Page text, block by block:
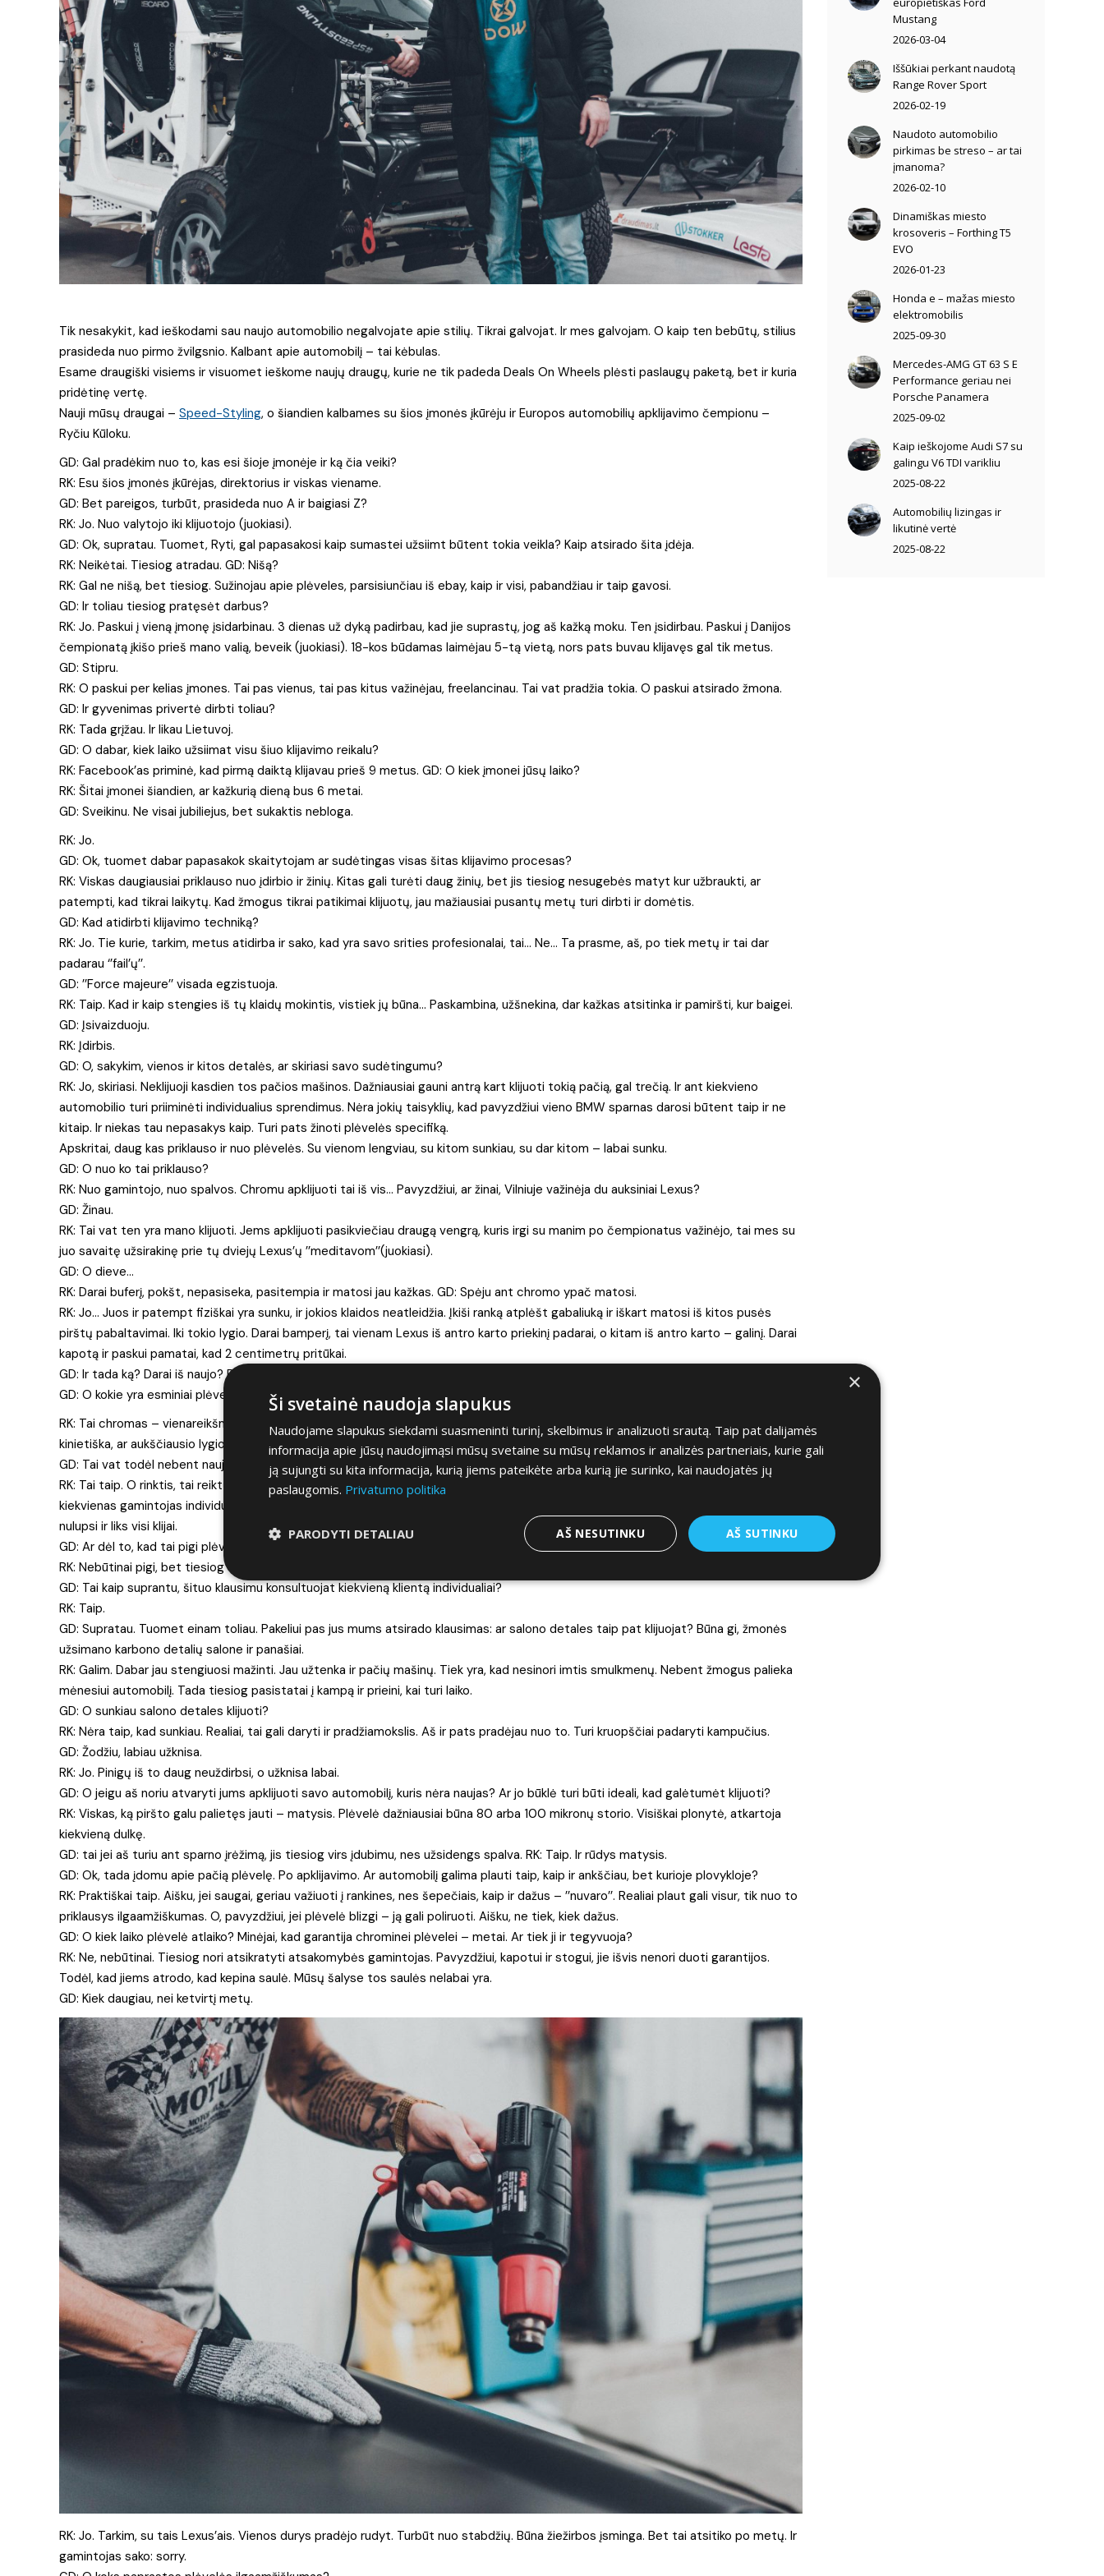
Tik nesakykit, kad ieškodami sau naujo automobilio negalvojate apie stilių. Tikrai galvojat. Ir mes galvojam. O kaip ten bebūtų, stilius
prasideda nuo pirmo žvilgsnio. Kalbant apie automobilį – tai kėbulas.
Esame draugiški visiems ir visuomet ieškome naujų draugų, kurie ne tik padeda Deals On Wheels plėsti paslaugų paketą, bet ir kuria
pridėtinę vertę.
Nauji mūsų draugai – Speed-Styling, o šiandien kalbames su šios įmonės įkūrėju ir Europos automobilių apklijavimo čempionu –
Ryčiu Kūloku.
GD: Gal pradėkim nuo to, kas esi šioje įmonėje ir ką čia veiki?
RK: Esu šios įmonės įkūrėjas, direktorius ir viskas viename.
GD: Bet pareigos, turbūt, prasideda nuo A ir baigiasi Z?
RK: Jo. Nuo valytojo iki klijuotojo (juokiasi).
GD: Ok, supratau. Tuomet, Ryti, gal papasakosi kaip sumastei užsiimt būtent tokia veikla? Kaip atsirado šita įdėja.
RK: Neikėtai. Tiesiog atradau. GD: Nišą?
RK: Gal ne nišą, bet tiesiog. Sužinojau apie plėveles, parsisiunčiau iš ebay, kaip ir visi, pabandžiau ir taip gavosi.
GD: Ir toliau tiesiog pratęsėt darbus?
RK: Jo. Paskui į vieną įmonę įsidarbinau. 3 dienas už dyką padirbau, kad jie suprastų, jog aš kažką moku. Ten įsidirbau. Paskui į Danijos
čempionatą įkišo prieš mano valią, beveik (juokiasi). 18-kos būdamas laimėjau 5-tą vietą, nors pats buvau klijavęs gal tik metus.
GD: Stipru.
RK: O paskui per kelias įmones. Tai pas vienus, tai pas kitus važinėjau, freelancinau. Tai vat pradžia tokia. O paskui atsirado žmona.
GD: Ir gyvenimas privertė dirbti toliau?
RK: Tada grįžau. Ir likau Lietuvoj.
GD: O dabar, kiek laiko užsiimat visu šiuo klijavimo reikalu?
RK: Facebook’as priminė, kad pirmą daiktą klijavau prieš 9 metus. GD: O kiek įmonei jūsų laiko?
RK: Šitai įmonei šiandien, ar kažkurią dieną bus 6 metai.
GD: Sveikinu. Ne visai jubiliejus, bet sukaktis nebloga.
RK: Jo.
GD: Ok, tuomet dabar papasakok skaitytojam ar sudėtingas visas šitas klijavimo procesas?
RK: Viskas daugiausiai priklauso nuo įdirbio ir žinių. Kitas gali turėti daug žinių, bet jis tiesiog nesugebės matyt kur užbraukti, ar
patempti, kad tikrai laikytų. Kad žmogus tikrai patikimai klijuotų, jau mažiausiai pusantų metų turi dirbti ir domėtis.
GD: Kad atidirbti klijavimo techniką?
RK: Jo. Tie kurie, tarkim, metus atidirba ir sako, kad yra savo srities profesionalai, tai… Ne… Ta prasme, aš, po tiek metų ir tai dar
padarau ‘’fail’ų’’.
GD: ’’Force majeure’’ visada egzistuoja.
RK: Taip. Kad ir kaip stengies iš tų klaidų mokintis, vistiek jų būna… Paskambina, užšnekina, dar kažkas atsitinka ir pamiršti, kur baigei.
GD: Įsivaizduoju.
RK: Įdirbis.
GD: O, sakykim, vienos ir kitos detalės, ar skiriasi savo sudėtingumu?
RK: Jo, skiriasi. Neklijuoji kasdien tos pačios mašinos. Dažniausiai gauni antrą kart klijuoti tokią pačią, gal trečią. Ir ant kiekvieno
automobilio turi priiminėti individualius sprendimus. Nėra jokių taisyklių, kad pavyzdžiui vieno BMW sparnas darosi būtent taip ir ne
kitaip. Ir niekas tau nepasakys kaip. Turi pats žinoti plėvelės specifiką.
Apskritai, daug kas priklauso ir nuo plėvelės. Su vienom lengviau, su kitom sunkiau, su dar kitom – labai sunku.
GD: O nuo ko tai priklauso?
RK: Nuo gamintojo, nuo spalvos. Chromu apklijuoti tai iš vis… Pavyzdžiui, ar žinai, Vilniuje važinėja du auksiniai Lexus?
GD: Žinau.
RK: Tai vat ten yra mano klijuoti. Jems apklijuoti pasikviečiau draugą vengrą, kuris irgi su manim po čempionatus važinėjo, tai mes su
juo savaitę užsirakinę prie tų dviejų Lexus’ų ’’meditavom’’(juokiasi).
GD: O dieve…
RK: Darai buferį, pokšt, nepasiseka, pasitempia ir matosi jau kažkas. GD: Spėju ant chromo ypač matosi.
RK: Jo… Juos ir patempt fiziškai yra sunku, ir jokios klaidos neatleidžia. Įkiši ranką atplėšt gabaliuką ir iškart matosi iš kitos pusės
pirštų pabaltavimai. Iki tokio lygio. Darai bamperį, tai vienam Lexus iš antro karto priekinį padarai, o kitam iš antro karto – galinį. Darai
kapotą ir paskui pamatai, kad 2 centimetrų pritūkai.
GD: Ir tada ką? Darai iš naujo? RK: Jo.
GD: O kokie yra esminiai plėvelių skirtumai? Ir kokią patartumėt žmogui rinktis, kad automobilis atrodytų gerai?
RK: Tai chromas – vienareikšmiškai ne. Ją yra sudėtingiausia klijuoti ir brangiausia pati plėvelė. Ir visiškai nesvarbu, ar tai bus
kinietiška, ar aukščiausio lygio, vistiek garantiją gausit tik metam. O automobilį apklijuoti kainuos apie 4000 eurų.
GD: Tai vat todėl nebent naujus Lexus ir klijuoja.
RK: Tai taip. O rinktis, tai reiktų priklausomai nuo spalvos, kurios nori. Dėl to, kad ne visi gamintojai turi spalvą, kurios galimai norėsi. Ir
kiekvienas gamintojas individualus. Pavyzdžiui: vieno gamintojo spalva gera, kaina irgi nieko visai, bet po 3 metų sumastysi nulupt,
nulupsi ir liks visi klijai.
GD: Ar dėl to, kad tai pigi plėvelė?
RK: Nebūtinai pigi, bet tiesiog to gamintojo plėvelė yra tokia. O klijus nuvalyt tai…
GD: Tai kaip suprantu, šituo klausimu konsultuojat kiekvieną klientą individualiai?
RK: Taip.
GD: Supratau. Tuomet einam toliau. Pakeliui pas jus mums atsirado klausimas: ar salono detales taip pat klijuojat? Būna gi, žmonės
užsimano karbono detalių salone ir panašiai.
RK: Galim. Dabar jau stengiuosi mažinti. Jau užtenka ir pačių mašinų. Tiek yra, kad nesinori imtis smulkmenų. Nebent žmogus palieka
mėnesiui automobilį. Tada tiesiog pasistatai į kampą ir prieini, kai turi laiko.
GD: O sunkiau salono detales klijuoti?
RK: Nėra taip, kad sunkiau. Realiai, tai gali daryti ir pradžiamokslis. Aš ir pats pradėjau nuo to. Turi kruopščiai padaryti kampučius.
GD: Žodžiu, labiau užknisa.
RK: Jo. Pinigų iš to daug neuždirbsi, o užknisa labai.
GD: O jeigu aš noriu atvaryti jums apklijuoti savo automobilį, kuris nėra naujas? Ar jo būklė turi būti ideali, kad galėtumėt klijuoti?
RK: Viskas, ką piršto galu palietęs jauti – matysis. Plėvelė dažniausiai būna 80 arba 100 mikronų storio. Visiškai plonytė, atkartoja
kiekvieną dulkę.
GD: tai jei aš turiu ant sparno įrėžimą, jis tiesiog virs įdubimu, nes užsidengs spalva. RK: Taip. Ir rūdys matysis.
GD: Ok, tada įdomu apie pačią plėvelę. Po apklijavimo. Ar automobilį galima plauti taip, kaip ir ankščiau, bet kurioje plovykloje?
RK: Praktiškai taip. Aišku, jei saugai, geriau važiuoti į rankines, nes šepečiais, kaip ir dažus – ’’nuvaro’’. Realiai plaut gali visur, tik nuo to
priklausys ilgaamžiškumas. O, pavyzdžiui, jei plėvelė blizgi – ją gali poliruoti. Aišku, ne tiek, kiek dažus.
GD: O kiek laiko plėvelė atlaiko? Minėjai, kad garantija chrominei plėvelei – metai. Ar tiek ji ir tegyvuoja?
RK: Ne, nebūtinai. Tiesiog nori atsikratyti atsakomybės gamintojas. Pavyzdžiui, kapotui ir stogui, jie išvis nenori duoti garantijos.
Todėl, kad jiems atrodo, kad kepina saulė. Mūsų šalyse tos saulės nelabai yra.
GD: Kiek daugiau, nei ketvirtį metų.
RK: Jo. Tarkim, su tais Lexus’ais. Vienos durys pradėjo rudyt. Turbūt nuo stabdžių. Būna žiežirbos įsminga. Bet tai atsitiko po metų. Ir
gamintojas sako: sorry.
Mustang
2026-03-04
Iššūkiai perkant naudotą
Range Rover Sport
2026-02-19
Naudoto automobilio
pirkimas be streso – ar tai
įmanoma?
2026-02-10
Dinamiškas miesto
krosoveris – Forthing T5
EVO
2026-01-23
Honda e – mažas miesto
elektromobilis
2025-09-30
Mercedes-AMG GT 63 S E
Performance geriau nei
Porsche Panamera
2025-09-02
Kaip ieškojome Audi S7 su
galingu V6 TDI varikliu
2025-08-22
Automobilių lizingas ir
likutinė vertė
2025-08-22
×
Ši svetainė naudoja slapukus
Naudojame slapukus siekdami suasmeninti turinį, skelbimus ir analizuoti srautą. Taip pat dalijamės
informacija apie jūsų naudojimąsi mūsų svetaine su mūsų reklamos ir analizės partneriais, kurie gali
ją sujungti su kita informacija, kurią jiems pateikėte arba kurią jie surinko, kai naudojatės jų
paslaugomis. Privatumo politika
AŠ SUTINKU
AŠ NESUTINKU
PARODYTI DETALIAU